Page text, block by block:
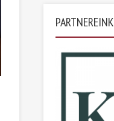
PARTNEREINK